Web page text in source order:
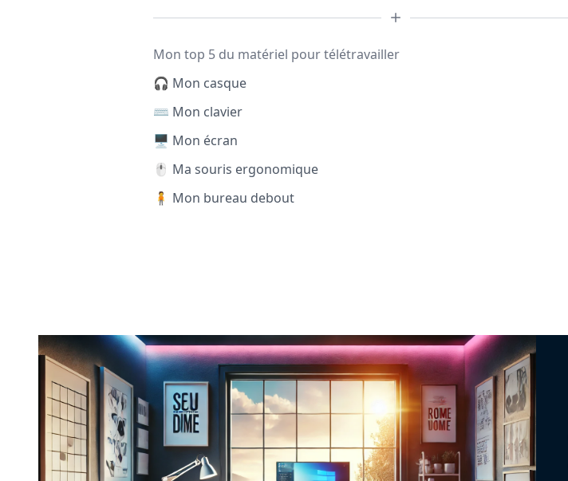
Mon top 5 du matériel pour télétravailler
🎧 Mon casque
⌨️ Mon clavier
🖥️ Mon écran
🖱️ Ma souris ergonomique
🧍 Mon bureau debout